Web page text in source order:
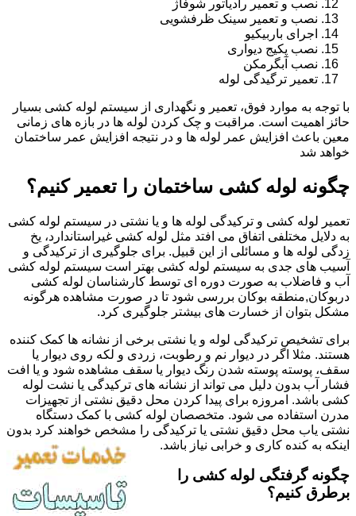
نصب و تعمیر رادیاتور شوفاژ
نصب و تعمیر سینک ظرفشویی
اجرای باربیکیو
نصب پکیج دیواری
نصب آبگرمکن
تعمیر ترگیدگی لوله
با توجه به موارد فوق، تعمیر و نگهداری از سیستم لوله کشی بسیار
حائز اهمیت است. مراقبت و چک کردن لوله ها در بازه های زمانی
معین باعث افزایش عمر لوله ها و در نتیجه افزایش عمر ساختمان
خواهد شد
چگونه لوله کشی ساختمان را تعمیر کنیم؟
تعمیر لوله کشی و ترکیدگی لوله ها و یا نشتی در سیستم لوله کشی
به دلایل مختلفی اتفاق می افتد مثل لوله کشی غیراستاندارد، یخ
زدگی لوله ها و مسائلی از این قبیل. برای جلوگیری از ترکیدگی و
آسیب های جدی به سیستم لوله کشی بهتر است سیستم لوله کشی
آب و فاضلاب به صورت دوره ای توسط کارشناسان لوله کشی
دربوکان,منطقه بوکان بررسی شود تا در صورت مشاهده هرگونه
مشکل بتوان از خسارت های بیشتر جلوگیری کرد.
برای تشخیص ترکیدگی لوله و یا نشتی برخی از نشانه ها کمک کننده
هستند. مثلا اگر در دیوار نم و رطوبت، زردی و لکه روی دیوار یا
سقف، پوسته پوسته شدن رنگ دیوار یا سقف مشاهده شود و یا افت
فشار آب بدون دلیل می تواند از نشانه های ترکیدگی یا نشت لوله
کشی باشد. امروزه برای پیدا کردن محل دقیق نشتی از تجهیزات
مدرن استفاده می شود. متخصصان لوله کشی با کمک دستگاه
نشتی یاب محل دقیق نشتی یا ترکیدگی را مشخص خواهند کرد بدون
اینکه به کنده کاری و خرابی نیاز باشد.
چگونه گرفتگی لوله کشی را
برطرق کنیم؟